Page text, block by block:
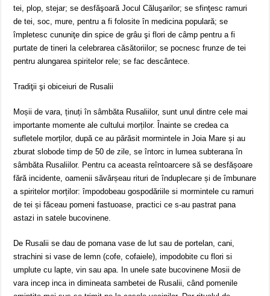
tei, plop, stejar; se desfăşoară Jocul Căluşarilor; se sfinţesc ramuri
de tei, soc, mure, pentru a fi folosite în medicina populară; se
împletesc cununiţe din spice de grâu şi flori de câmp pentru a fi
purtate de tineri la celebrarea căsătoriilor; se pocnesc frunze de tei
pentru alungarea spiritelor rele; se fac descântece.
Tradiţii şi obiceiuri de Rusalii
Moșii de vara, ținuți în sâmbăta Rusaliilor, sunt unul dintre cele mai
importante momente ale cultului morților. Înainte se credea ca
sufletele morților, după ce au părăsit mormintele in Joia Mare și au
zburat slobode timp de 50 de zile, se întorc in lumea subterana în
sâmbăta Rusaliilor. Pentru ca aceasta reîntoarcere să se desfășoare
fără incidente, oamenii săvârșeau rituri de înduplecare și de îmbunare
a spiritelor morților: împodobeau gospodăriile si mormintele cu ramuri
de tei și făceau pomeni fastuoase, practici ce s-au pastrat pana
astazi in satele bucovinene.
De Rusalii se dau de pomana vase de lut sau de portelan, cani,
strachini si vase de lemn (cofe, cofaiele), impodobite cu flori si
umplute cu lapte, vin sau apa. In unele sate bucovinene Mosii de
vara incep inca in dimineata sambetei de Rusalii, când pomenile